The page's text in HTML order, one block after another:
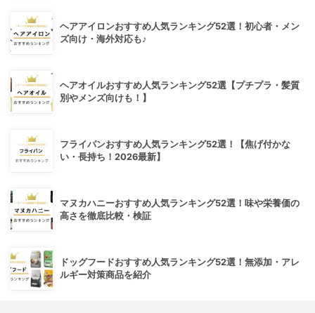
ヘアアイロンおすすめ人気ランキング52選！初心者・メン
ズ向け・海外対応も♪
ヘアオイルおすすめ人気ランキング52選【プチプラ・髪質
別やメンズ向けも！】
フライパンおすすめ人気ランキング52選！【焦げ付かな
い・長持ち！2026最新】
マヌカハニーおすすめ人気ランキング52選！味や栄養価の
高さを徹底比較・検証
ドッグフードおすすめ人気ランキング52選！無添加・アレ
ルギー対策商品を紹介